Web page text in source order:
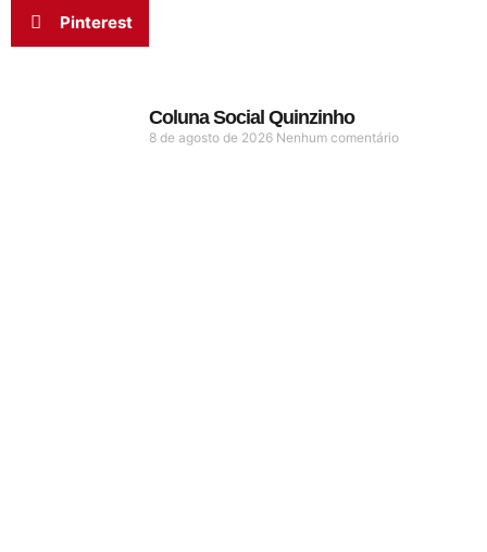
Pinterest
Coluna Social Quinzinho
8 de agosto de 2026 Nenhum comentário